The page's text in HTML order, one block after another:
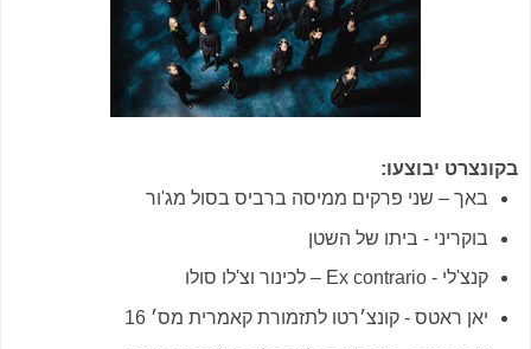
בקונצרט יבוצעו:
באך – שני פרקים ממיסה ברביס בסול מג'ור
בוקריני - ביתו של השטן
קנצ'לי - Ex contrario – לכינור וצ'לו סולו
יאן ראטס - קונצ׳רטו לתזמורת קאמרית מס׳ 16